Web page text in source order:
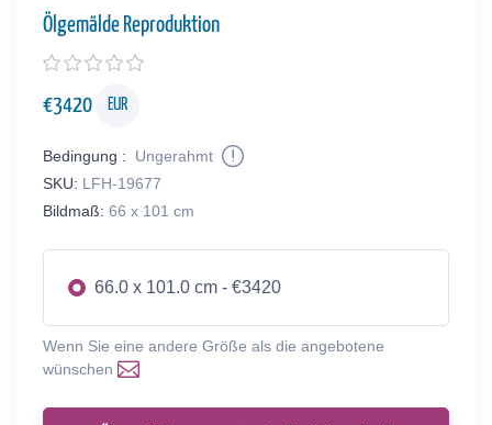
Ölgemälde Reproduktion
€3420 EUR
Bedingung :
Ungerahmt
SKU: LFH-19677
Bildmaß: 66 x 101 cm
66.0 x 101.0 cm - €3420
Wenn Sie eine andere Größe als die angebotene
wünschen